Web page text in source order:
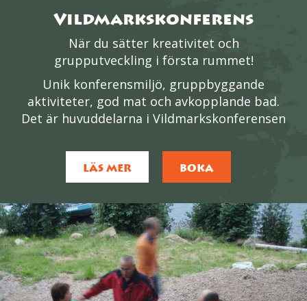
Vildmarkskonferens
När du sätter kreativitet och
grupputveckling i första rummet!
Unik konferensmiljö, gruppbyggande
aktiviteter, god mat och avkopplande bad.
Det är huvuddelarna i Vildmarkskonferensen
LÄS MER BOKA